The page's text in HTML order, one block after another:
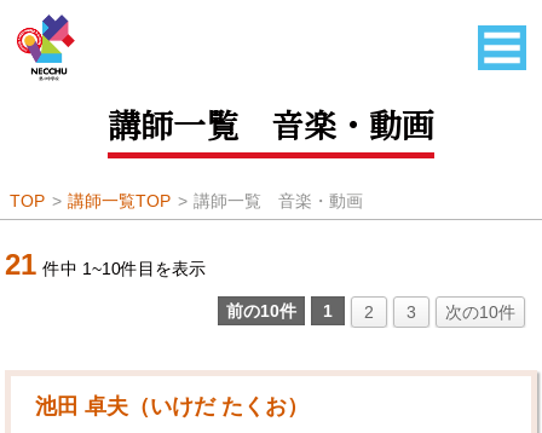
講師一覧 音楽・動画
TOP 講師一覧TOP 講師一覧 音楽・動画
21 件中 1~10件目を表示
前の10件 1 2 3 次の10件
池田 卓夫（いけだ たくお）